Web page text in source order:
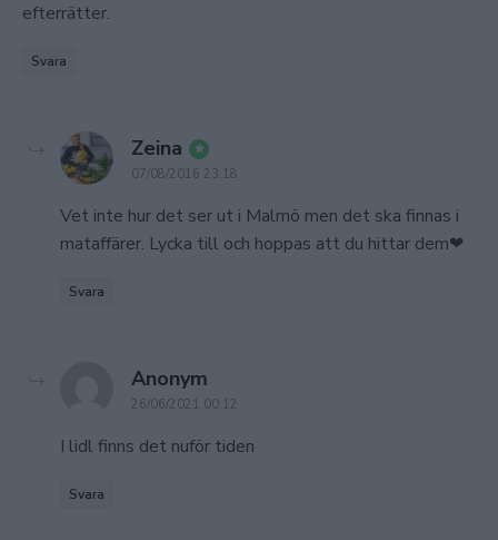
efterrätter.
Svara
Zeina says:
07/08/2016 23:18
Vet inte hur det ser ut i Malmö men det ska finnas i
mataffärer. Lycka till och hoppas att du hittar dem❤
Svara
Anonym
26/06/2021 00:12
I lidl finns det nuför tiden
Svara